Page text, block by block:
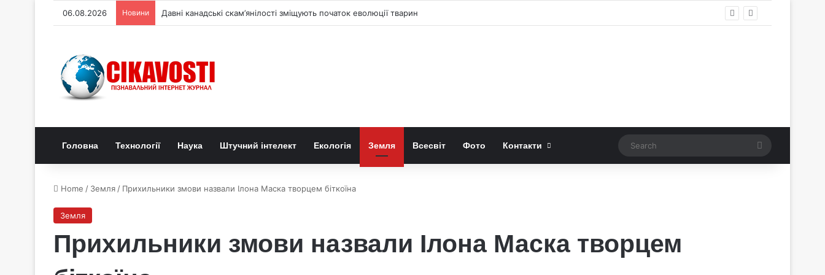
06.08.2026 Новини У смоляних ямах Ла-Бреа виявили новий вид льодовикової ропухи
Головна Технології Наука Штучний інтелект Екологія Земля Всесвіт Фото Контакти Search
Home / Земля / Прихильники змови назвали Ілона Маска творцем біткоїна
Земля
Прихильники змови назвали Ілона Маска творцем